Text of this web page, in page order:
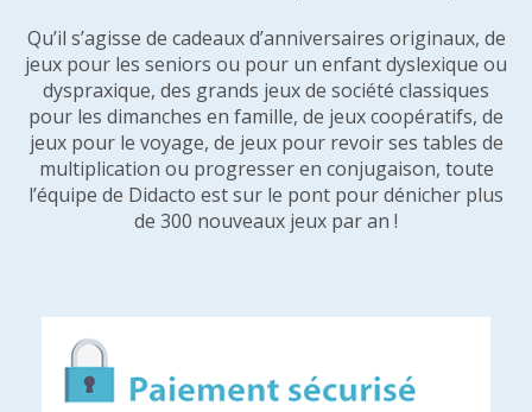
Qu’il s’agisse de cadeaux d’anniversaires originaux, de
jeux pour les seniors ou pour un enfant dyslexique ou
dyspraxique, des grands jeux de société classiques
pour les dimanches en famille, de jeux coopératifs, de
jeux pour le voyage, de jeux pour revoir ses tables de
multiplication ou progresser en conjugaison, toute
l’équipe de Didacto est sur le pont pour dénicher plus
de 300 nouveaux jeux par an !